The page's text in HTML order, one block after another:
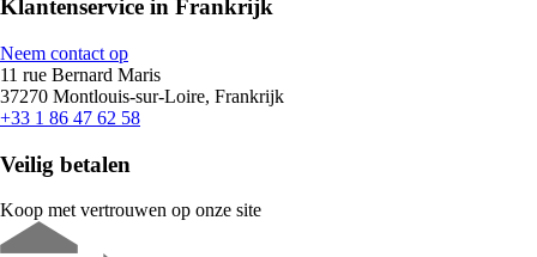
Klantenservice in Frankrijk
Neem contact op
11 rue Bernard Maris
37270 Montlouis-sur-Loire, Frankrijk
+33 1 86 47 62 58
Veilig betalen
Koop met vertrouwen op onze site